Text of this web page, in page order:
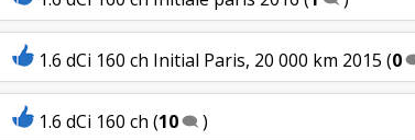
1.6 dCi 160 ch Initial Paris, 20 000 km 2015 (0
1.6 dCi 160 ch (10 )